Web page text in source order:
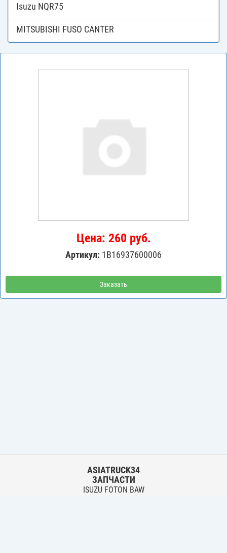
Isuzu NQR75
MITSUBISHI FUSO CANTER
Цена: 260 руб.
Артикул: 1B16937600006
Заказать
ASIATRUCK34
ЗАПЧАСТИ
ISUZU FOTON BAW